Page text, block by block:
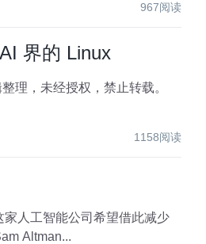
967阅读
界的 Linux
1158阅读
人工智能公司希望借此减少
行官 Sam Altman...